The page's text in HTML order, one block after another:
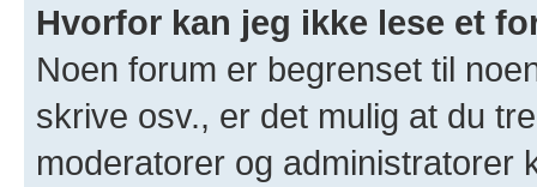
Hvorfor kan jeg ikke lese et
Noen forum er begrenset til
skrive osv., er det mulig at du
moderatorer og administratorer